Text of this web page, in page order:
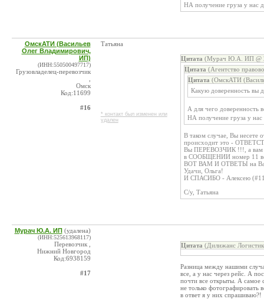
НА получение груза у нас
ОмскАТИ (Васильев
Олег Владимирович,
ИП)
(ИНН:550500497717)
Грузовладелец-перевозчик
Омск
Код:11699
#16
Татьяна
* контакт был изменен или
удален
Цитата (Мурач Ю.А. ИП @
Цитата (Агентство
Цитата (ОмскАТИ
Какую доверенность вы
А для чего доверенность
НА получение груза у нас
В таком случае, Вы
происходит это -
Вы ПЕРЕВОЗЧИК !!!, а
в СООБЩЕНИИ номер 11
ВОТ ВАМ И ОТВЕТЫ на
Удачи, Ольга!
И СПАСИБО - Алексею
C/у, Татьяна
Мурач Ю.А. ИП (удалена)
(ИНН:525613968117)
Перевозчик ,
Нижний Новгород
Код:6938159
#17
Цитата (Дилижанс
Разница между нашими
все, а у нас через рейс. А
почти все открыты. А самое
не только фотографировать
в ответ я у них спрашиваю?!